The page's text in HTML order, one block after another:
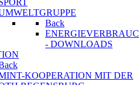
Back
- DOWNLOADS
KOOPERATION MIT DER